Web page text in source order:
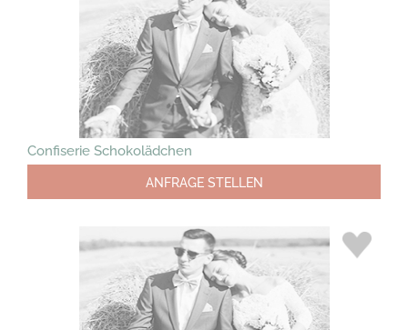
Confiserie Schokolädchen
ANFRAGE STELLEN